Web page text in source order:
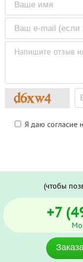
Я даю согласие
(чтобы
+7